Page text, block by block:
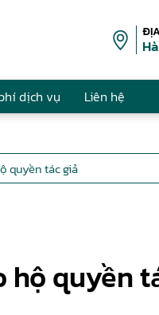
dịch vụ Liên hệ
quyền tác giả
quyền